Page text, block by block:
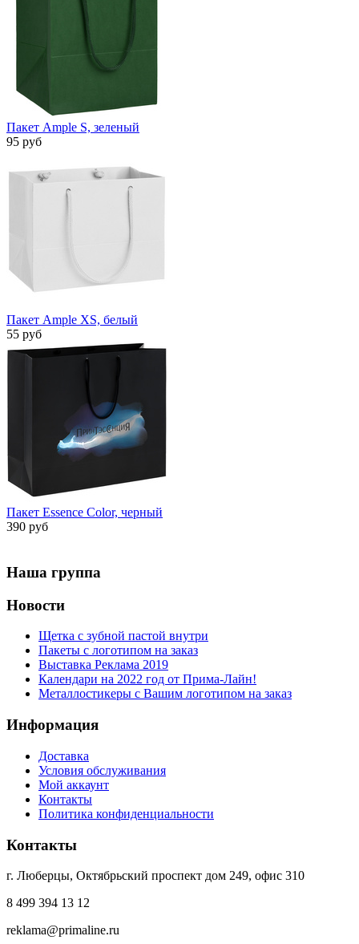
Пакет Ample S, зеленый
95 руб
Пакет Ample XS, белый
55 руб
Пакет Essence Color, черный
390 руб
Наша группа
Новости
Щетка с зубной пастой внутри
Пакеты с логотипом на заказ
Выставка Реклама 2019
Календари на 2022 год от Прима-Лайн!
Металлостикеры с Вашим логотипом на заказ
Информация
Доставка
Условия обслуживания
Мой аккаунт
Контакты
Политика конфиденциальности
Контакты
г. Люберцы, Октябрьский проспект дом 249, офис 310
8 499 394 13 12
reklama@primaline.ru